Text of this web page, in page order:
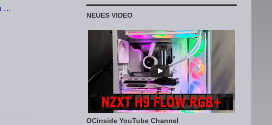
…
NEUES VIDEO
OCinside YouTube Channel